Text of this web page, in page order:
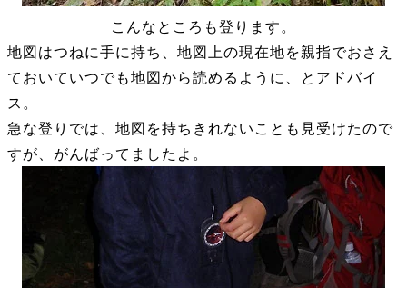
こんなところも登ります。
地図はつねに手に持ち、地図上の現在地を親指でおさえ
ておいていつでも地図から読めるように、とアドバイ
ス。
急な登りでは、地図を持ちきれないことも見受けたので
すが、がんばってましたよ。